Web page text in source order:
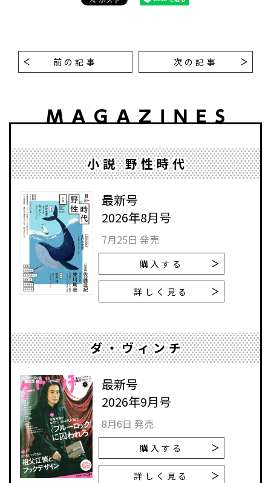
前の記事 次の記事
小説 野性時代
最新号
2026年8月号
7月25日 発売
購入する
詳しく見る
ダ・ヴィンチ
最新号
2026年9月号
8月6日 発売
購入する
詳しく見る